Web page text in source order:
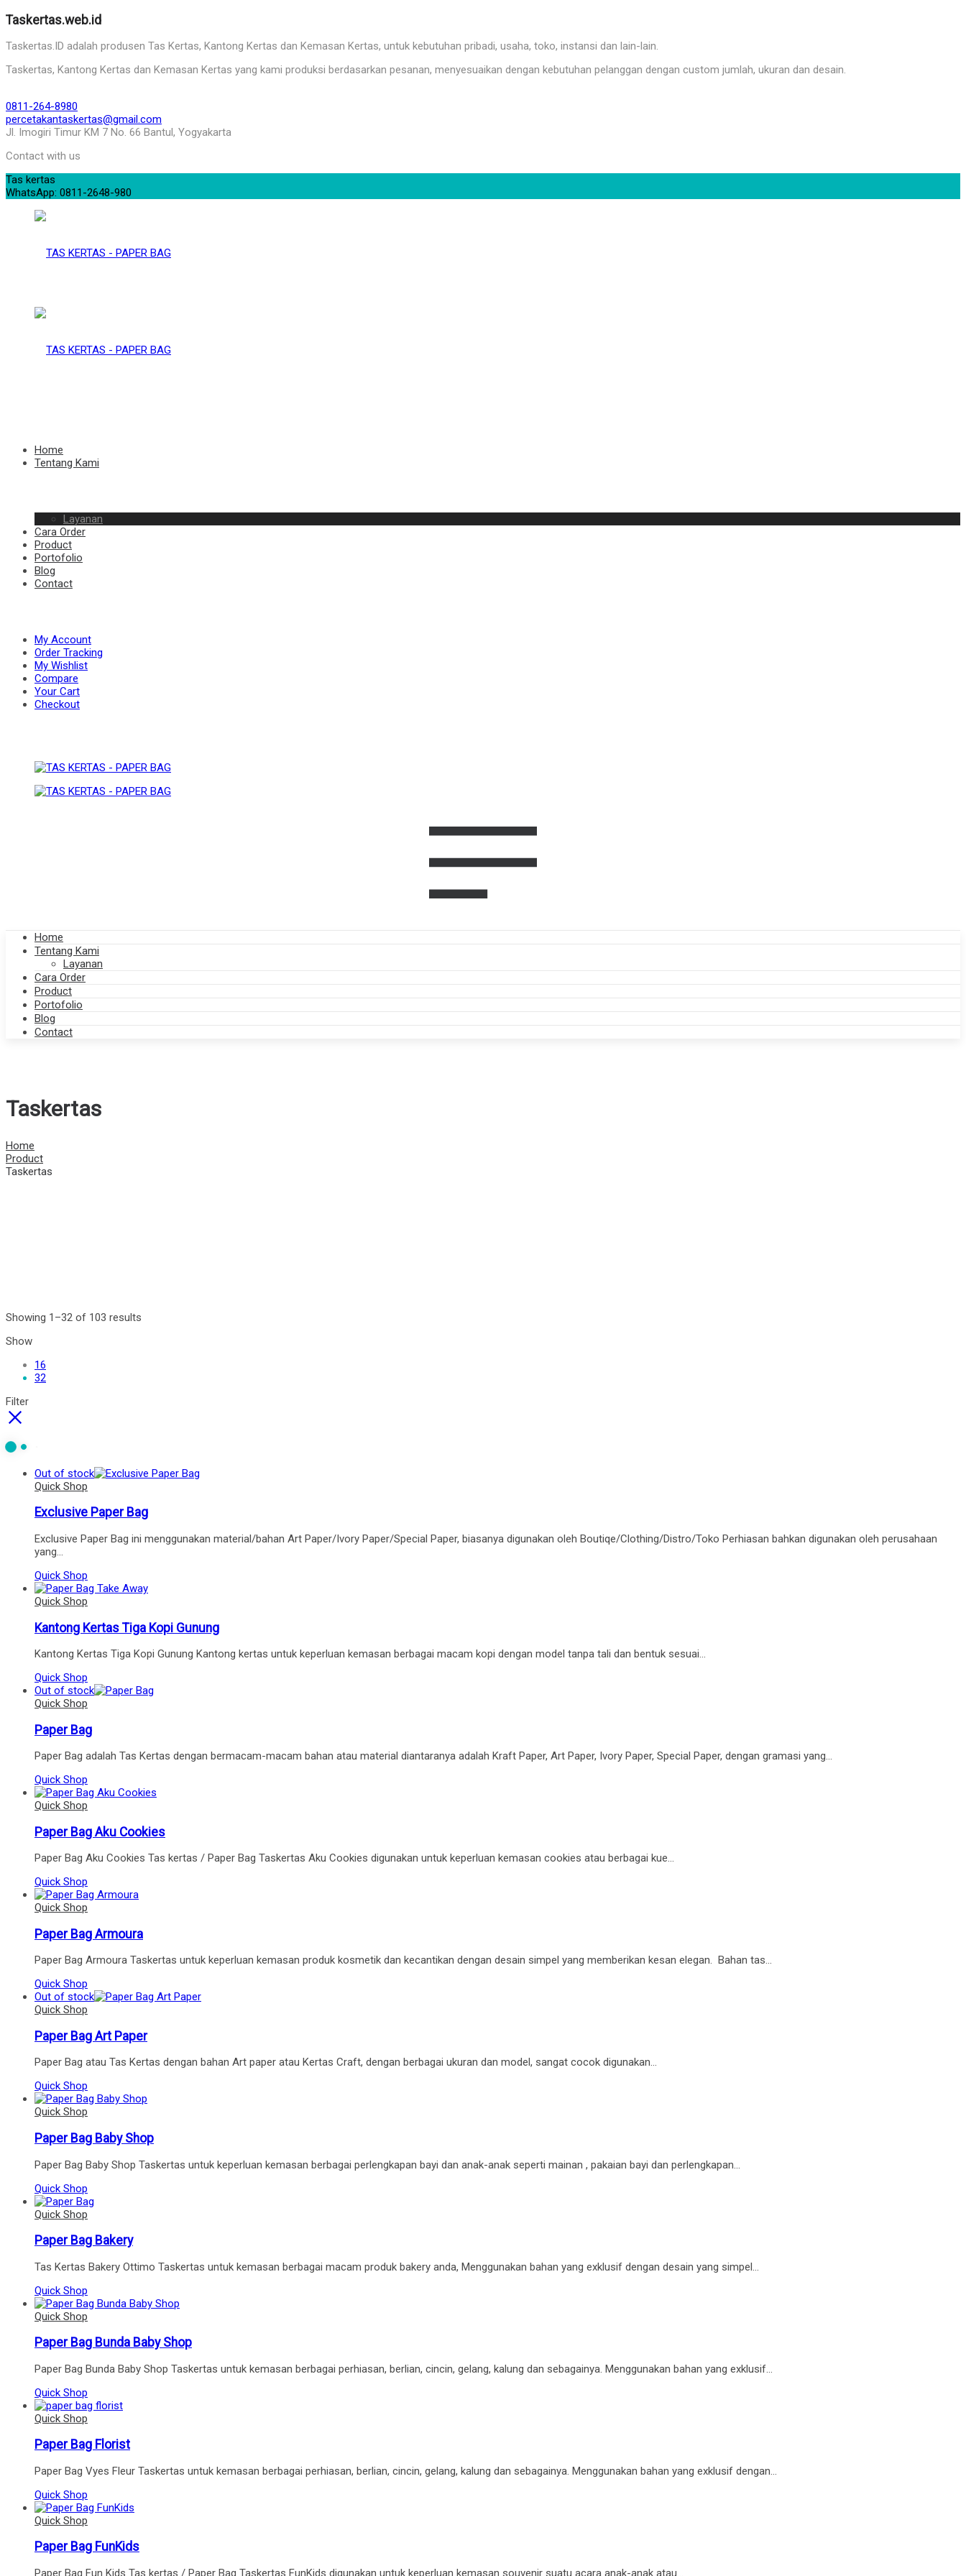
Taskertas.web.id
Taskertas.ID adalah produsen Tas Kertas, Kantong Kertas dan Kemasan Kertas, untuk kebutuhan pribadi, usaha, toko, instansi dan lain-lain.
Taskertas, Kantong Kertas dan Kemasan Kertas yang kami produksi berdasarkan pesanan, menyesuaikan dengan kebutuhan pelanggan dengan custom jumlah, ukuran dan desain.
0811-264-8980
percetakantaskertas@gmail.com
Jl. Imogiri Timur KM 7 No. 66 Bantul, Yogyakarta
Contact with us
Tas kertas
WhatsApp: 0811-2648-980
–
BAG
KERTAS
PAPER
Home
Tentang Kami
Layanan
Cara Order
Product
Portofolio
Blog
Contact
My Account
Order Tracking
My Wishlist
Compare
Your Cart
Checkout
Home
Tentang Kami
Layanan
Cara Order
Product
Portofolio
Blog
Contact
Taskertas
Home
Product
Taskertas
Showing 1–32 of 103 results
Show
16
32
Filter
Out of stock
Quick Shop
Exclusive Paper Bag
Exclusive Paper Bag ini menggunakan material/bahan Art Paper/Ivory Paper/Special Paper, biasanya digunakan oleh Boutiqe/Clothing/Distro/Toko Perhiasan bahkan digunakan oleh perusahaan
yang…
Quick Shop
Quick Shop
Kantong Kertas Tiga Kopi Gunung
Kantong Kertas Tiga Kopi Gunung Kantong kertas untuk keperluan kemasan berbagai macam kopi dengan model tanpa tali dan bentuk sesuai…
Quick Shop
Out of stock
Quick Shop
Paper Bag
Paper Bag adalah Tas Kertas dengan bermacam-macam bahan atau material diantaranya adalah Kraft Paper, Art Paper, Ivory Paper, Special Paper, dengan gramasi yang…
Quick Shop
Quick Shop
Paper Bag Aku Cookies
Paper Bag Aku Cookies Tas kertas / Paper Bag Taskertas Aku Cookies digunakan untuk keperluan kemasan cookies atau berbagai kue…
Quick Shop
Quick Shop
Paper Bag Armoura
Paper Bag Armoura Taskertas untuk keperluan kemasan produk kosmetik dan kecantikan dengan desain simpel yang memberikan kesan elegan. Bahan tas…
Quick Shop
Out of stock
Quick Shop
Paper Bag Art Paper
Paper Bag atau Tas Kertas dengan bahan Art paper atau Kertas Craft, dengan berbagai ukuran dan model, sangat cocok digunakan…
Quick Shop
Quick Shop
Paper Bag Baby Shop
Paper Bag Baby Shop Taskertas untuk keperluan kemasan berbagai perlengkapan bayi dan anak-anak seperti mainan , pakaian bayi dan perlengkapan…
Quick Shop
Quick Shop
Paper Bag Bakery
Tas Kertas Bakery Ottimo Taskertas untuk kemasan berbagai macam produk bakery anda, Menggunakan bahan yang exklusif dengan desain yang simpel…
Quick Shop
Quick Shop
Paper Bag Bunda Baby Shop
Paper Bag Bunda Baby Shop Taskertas untuk kemasan berbagai perhiasan, berlian, cincin, gelang, kalung dan sebagainya. Menggunakan bahan yang exklusif…
Quick Shop
Quick Shop
Paper Bag Florist
Paper Bag Vyes Fleur Taskertas untuk kemasan berbagai perhiasan, berlian, cincin, gelang, kalung dan sebagainya. Menggunakan bahan yang exklusif dengan…
Quick Shop
Quick Shop
Paper Bag FunKids
Paper Bag Fun Kids Tas kertas / Paper Bag Taskertas FunKids digunakan untuk keperluan kemasan souvenir suatu acara anak-anak atau…